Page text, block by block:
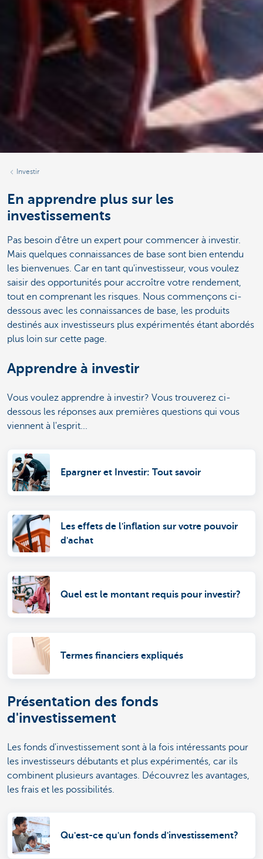
Investir
En apprendre plus sur les
investissements
Pas besoin d'être un expert pour commencer à investir.
Mais quelques connaissances de base sont bien entendu
les bienvenues. Car en tant qu'investisseur, vous voulez
saisir des opportunités pour accroître votre rendement,
tout en comprenant les risques. Nous commençons ci-
dessous avec les connaissances de base, les produits
destinés aux investisseurs plus expérimentés étant abordés
plus loin sur cette page.
Apprendre à investir
Vous voulez apprendre à investir? Vous trouverez ci-
dessous les réponses aux premières questions qui vous
viennent à l'esprit...
Epargner et Investir: Tout savoir
Les effets de l'inflation sur votre pouvoir
d'achat
Quel est le montant requis pour investir?
Termes financiers expliqués
Présentation des fonds
d'investissement
Les fonds d'investissement sont à la fois intéressants pour
les investisseurs débutants et plus expérimentés, car ils
combinent plusieurs avantages. Découvrez les avantages,
les frais et les possibilités.
Qu'est-ce qu'un fonds d'investissement?